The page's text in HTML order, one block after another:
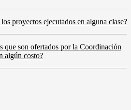
proyectos ejecutados en alguna clase?
que son ofertados por la Coordinación
algún costo?